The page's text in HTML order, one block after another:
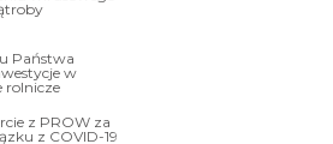
Państwa
w
rolnicze
z PROW za
z COVID-19